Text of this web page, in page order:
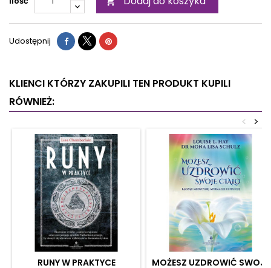
Udostępnij
KLIENCI KTÓRZY ZAKUPILI TEN PRODUKT KUPILI
RÓWNIEŻ:
>
<
RUNY W PRAKTYCE
MOŻESZ UZDROWIĆ SWOJE